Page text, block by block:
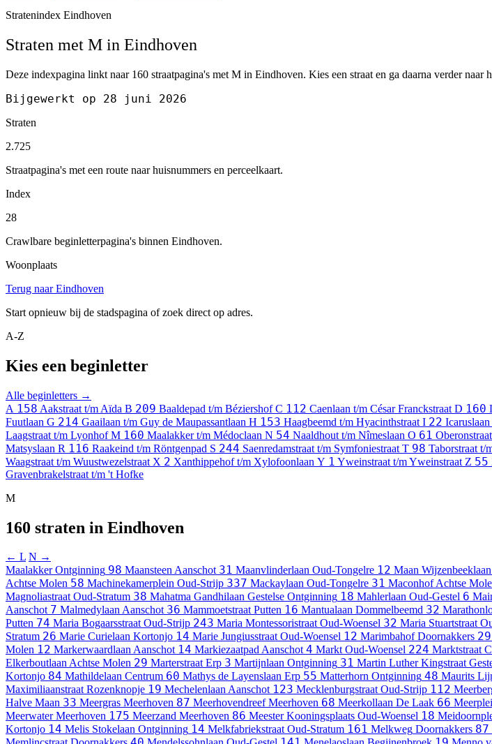
Stratenindex Eindhoven
Straten met M in Eindhoven
Deze indexpagina linkt naar 160 straatpagina's met M in Eindhoven. Kies een straat en ga daarna verder naar
Bijgewerkt op 28 juni 2026
Straten
2.725
Straatpagina's met een route naar huisnummers en perceelkaart.
Index
28
Crawlbare beginletterpagina's binnen Eindhoven.
Woonplaats
Terug naar Eindhoven
Start opnieuw bij de stadspagina of zoek direct op adres.
A-Z
Kies een beginletter
Alle beginletters →
A 158 Aakstraat t/m Aïda B 209 Baaldepad t/m BéziershofC 112 Caenlaan t/m César Franckstraat D 160
Fuutlaan G 214 Gaailaan t/m Guy de Maupassantlaan H 153 Haagbeemd t/m Hyacinthstraat I 22
Laagstraat t/m LyonhofM 160 Maalakker t/m Médoclaan N 54 Naaldhout t/m Nîmeslaan O 61
Matsyslaan R 116 Raakeind t/m Röntgenpad S 244 Saenredamstraat t/m Symfoniestraat T 98 Taborstraat t/
Waagstraat t/m Wuustwezelstraat X 2 Xanthippehof t/m Xylofoonlaan Y 1 Yweinstraat t/m Yweinstraat Z 55
Gravenbrakelstraat t/m 't Hofke
M
160 straten in Eindhoven
← L N →
Maalakker Ontginning 98 MaansteenAanschot 31 Maanvlinderlaan Oud-Tongelre 12 Maan Wijzenbeeklaan
Achtse Molen 58 Machinekamerplein Oud-Strijp 337 Mackaylaan Oud-Tongelre 31 MaconhofAchtse
Magnoliastraat Oud-Stratum 38 Mahatma Gandhilaan Gestelse Ontginning 18 Mahlerlaan Oud-Gestel 6
Aanschot 7 MalmedylaanAanschot 36 Mammoetstraat Putten 16 Mantualaan Dommelbeemd 32
Putten 74 Maria Bogaarsstraat Oud-Strijp 243 Maria Montessoristraat Oud-Woensel 32 Maria Stuartstraat
Stratum 26 Marie Curielaan Kortonjo 14 Marie Jungiusstraat Oud-Woensel 12 Marimbahof Doornakkers 29
Molen 12 MarkerwaardlaanAanschot 14 MarkiezaatpadAanschot 4 Markt Oud-Woensel 224 Marktstraat
ElkerboutlaanAchtse Molen 29 Marterstraat Erp 3 Martijnlaan Ontginning 31 Martin Luther Kingstraat
Kortonjo 84 Mathildelaan Centrum 60 Mathys de Layenslaan Erp 55 Matterhorn Ontginning 48 Maurits
Maximiliaanstraat Rozenknopje 19 MechelenlaanAanschot 123 Mecklenburgstraat Oud-Strijp 112
Halve Maan 33 Meergras Meerhoven 87 Meerhovendreef Meerhoven 68 Meerkollaan De Laak 66
Meerwater Meerhoven 175 Meerzand Meerhoven 86 Meester Kooningsplaats Oud-Woensel 18
Kortonjo 14 Melis Stokelaan Ontginning 14 Melkfabriekstraat Oud-Stratum 161 Melkweg Doornakkers 87